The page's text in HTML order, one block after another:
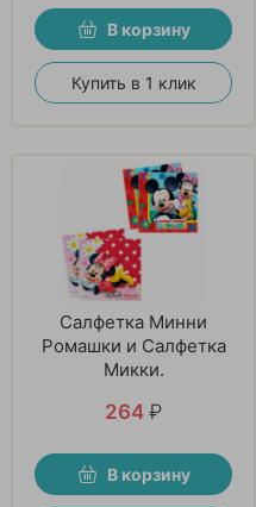
В корзину
Купить в 1 клик
Салфетка Минни
Ромашки и Салфетка
Микки.
264 ₽
В корзину